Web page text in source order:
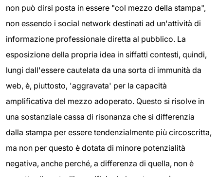
non può dirsi posta in essere "col mezzo della stampa",
non essendo i social network destinati ad un'attività di
informazione professionale diretta al pubblico. La
esposizione della propria idea in siffatti contesti, quindi,
lungi dall'essere cautelata da una sorta di immunità da
web, è, piuttosto, 'aggravata' per la capacità
amplificativa del mezzo adoperato. Questo si risolve in
una sostanziale cassa di risonanza che si differenzia
dalla stampa per essere tendenzialmente più circoscritta,
ma non per questo è dotata di minore potenzialità
negativa, anche perché, a differenza di quella, non è